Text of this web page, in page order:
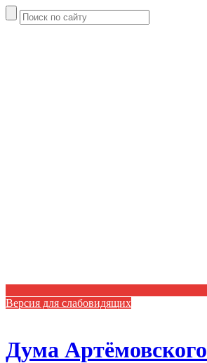
Версия для слабовидящих
Дума Артёмовского